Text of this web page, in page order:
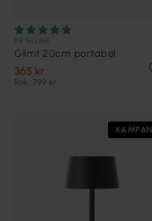
Glimt 20cm portabel
365 kr
Rek. 799 kr